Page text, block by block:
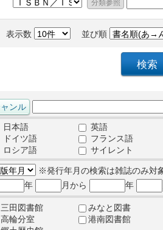
表示数 並び順
日本語
英語
ドイツ語
フランス語
ロシア語
サイレント
※発行年月の検索は雑誌のみ対
年
月から 年
三田図書館
みなと図書
高輪分室
港南図書館